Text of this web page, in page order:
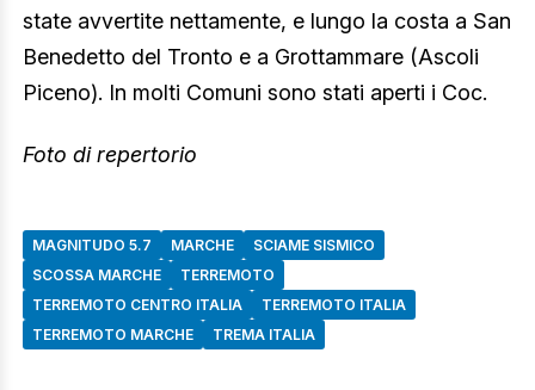
state avvertite nettamente, e lungo la costa a San
Benedetto del Tronto e a Grottammare (Ascoli
Piceno). In molti Comuni sono stati aperti i Coc.
Foto di repertorio
MAGNITUDO 5.7 MARCHE
SCIAME SISMICO
SCOSSA MARCHE
TERREMOTO
TERREMOTO CENTRO ITALIA
TERREMOTO ITALIA
TERREMOTO MARCHE
TREMA ITALIA